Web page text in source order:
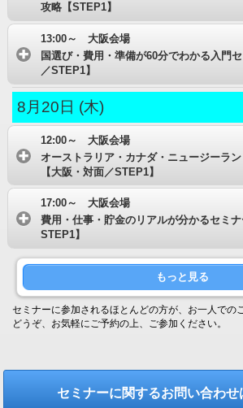
攻略【STEP1】
13:00～ 大阪会場
国選び・費用・準備が60分でわかる入門
／STEP1】
8月20日 (木)
12:00～ 大阪会場
オーストラリア・カナダ・ニュージーラ
【大阪・対面／STEP1】
17:00～ 大阪会場
費用・仕事・貯金のリアルが分かるセミ
STEP1】
もっと見る
セミナーに参加されるほとんどの方が、お一人での
どうぞ、お気軽にご予約の上、ご参加ください。
セミナーに関するお問い合わせ